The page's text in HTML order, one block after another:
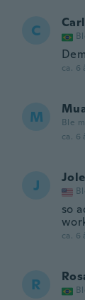
C
ca. 6
M Ble
ca. 6
J
so
ca. 6
R